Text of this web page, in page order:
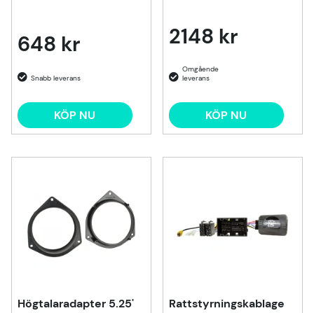
648 kr
KÖP NU
2148 kr
KÖP NU
Högtalaradapter 5.25'
Rattstyrningskablage